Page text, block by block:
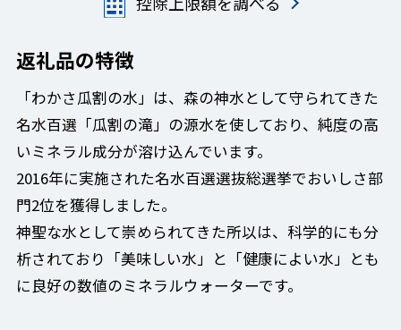
返礼品の特徴
「わかさ瓜割の水」は、森の神水として守られてきた
名水百選「瓜割の滝」の源水を使しており、純度の高
いミネラル成分が溶け込んでいます。
2016年に実施された名水百選選抜総選挙でおいしさ部
門2位を獲得しました。
神聖な水として崇められてきた所以は、科学的にも分
析されており「美味しい水」と「健康によい水」とも
に良好の数値のミネラルウォーターです。